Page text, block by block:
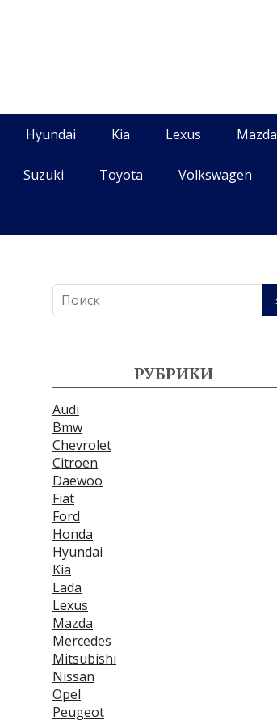
Hyundai Kia Lexus Mazda
Suzuki Toyota Volkswagen
РУБРИКИ
Audi
Bmw
Chevrolet
Citroen
Daewoo
Fiat
Ford
Honda
Hyundai
Kia
Lada
Lexus
Mazda
Mercedes
Mitsubishi
Nissan
Opel
Peugeot